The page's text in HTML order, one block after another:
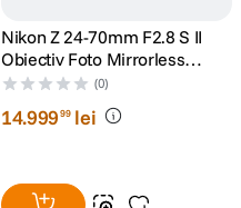
Nikon Z 24-70mm F2.8 S II
Obiectiv Foto Mirrorless
Montura Z
(0)
14.99999 lei